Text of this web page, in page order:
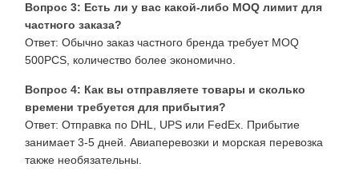
Вопрос 3: Есть ли у вас какой-либо MOQ лимит для
частного заказа?
Ответ: Обычно заказ частного бренда требует MOQ
500PCS, количество более экономично.
Вопрос 4: Как вы отправляете товары и сколько
времени требуется для прибытия?
Ответ: Отправка по DHL, UPS или FedEx. Прибытие
занимает 3-5 дней. Авиаперевозки и морская перевозка
также необязательны.